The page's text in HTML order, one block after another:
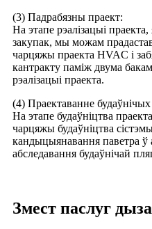
(3) Падрабязны праект:
На этапе рэалізацыі
закупак, мы можам
чарцяжы праекта HVAC і
кантракту паміж двума
рэалізацыі праекта.
(4) Праектаванне
На этапе будаўніцтва
чарцяжы будаўніцтва
кандыцыянавання паветра ў
абследавання будаўнічай
Змест паслуг